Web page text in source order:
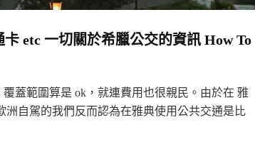
etc 一切關於希臘公交的資訊 How To
蓋範圍算是 ok，就連費用也很親民。由於在 雅
自駕的我們反而認為在雅典使用公共交通是比